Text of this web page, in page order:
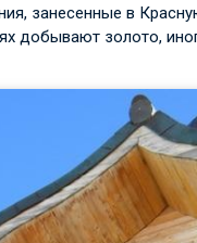
занесенные в
добывают золото,